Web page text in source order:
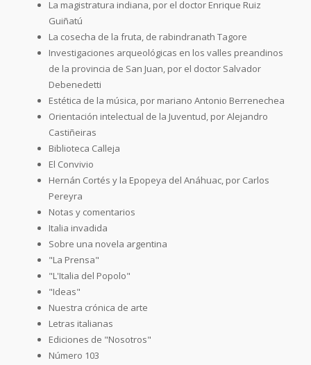
La magistratura indiana, por el doctor Enrique Ruiz
Guiñatú
La cosecha de la fruta, de rabindranath Tagore
Investigaciones arqueológicas en los valles preandinos
de la provincia de San Juan, por el doctor Salvador
Debenedetti
Estética de la música, por mariano Antonio Berrenechea
Orientación intelectual de la Juventud, por Alejandro
Castiñeiras
Biblioteca Calleja
El Convivio
Hernán Cortés y la Epopeya del Anáhuac, por Carlos
Pereyra
Notas y comentarios
Italia invadida
Sobre una novela argentina
"La Prensa"
"L'Italia del Popolo"
"Ideas"
Nuestra crónica de arte
Letras italianas
Ediciones de "Nosotros"
Número 103